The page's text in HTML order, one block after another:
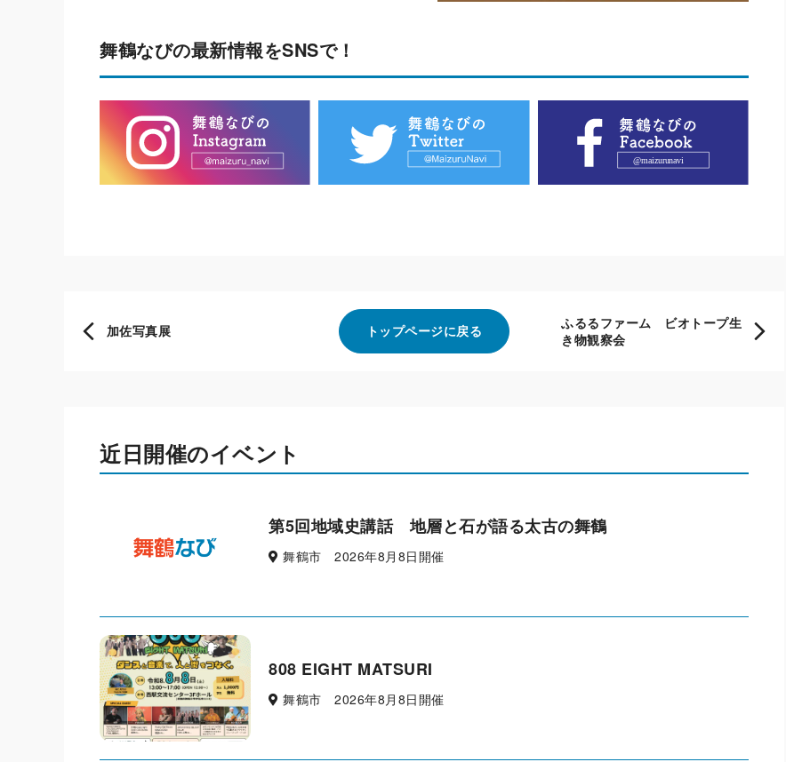
舞鶴なびの最新情報をSNSで！
加佐写真展 トップページに戻る
ふるるファーム ビオトープ生
き物観察会
近日開催のイベント
第5回地域史講話 地層と石が語る太古の舞鶴
舞鶴市 2026年8月8日開催
808 EIGHT MATSURI
舞鶴市 2026年8月8日開催